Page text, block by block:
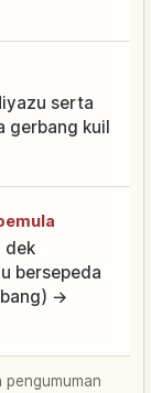
serta
gerbang kuil
dek
bersepeda
→